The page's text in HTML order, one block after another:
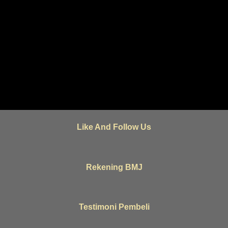
Like And Follow Us
Rekening BMJ
Testimoni Pembeli